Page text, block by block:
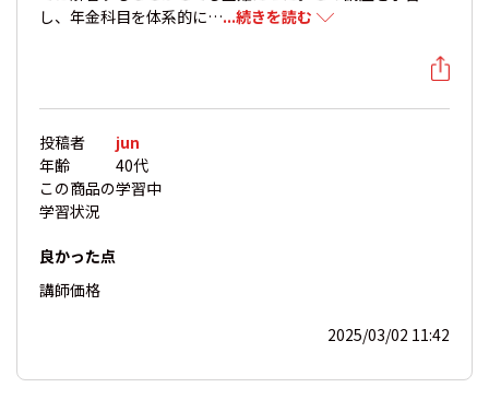
し、年金科目を体系的に…...続きを読む
投稿者
jun
年齢
40代
この商品の
学習状況
学習中
良かった点
講師価格
2025/03/02 11:42